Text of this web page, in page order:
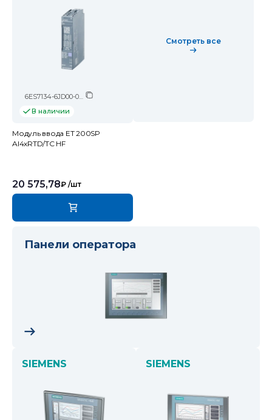
В наличии
Модуль ввода ET 200SP
AI4xRTD/TC HF
20 575,78₽ /шт
Смотреть все
Панели оператора
SIEMENS SIEMENS